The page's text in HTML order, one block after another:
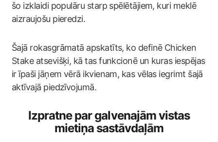
šo izklaidi populāru starp spēlētājiem, kuri meklē
aizraujošu pieredzi.
Šajā rokasgrāmatā apskatīts, ko definē Chicken
Stake atsevišķi, kā tas funkcionē un kuras iespējas
ir īpaši jāņem vērā ikvienam, kas vēlas iegrimt šajā
aktīvajā piedzīvojumā.
Izpratne par galvenajām vistas
mietiņa sastāvdaļām